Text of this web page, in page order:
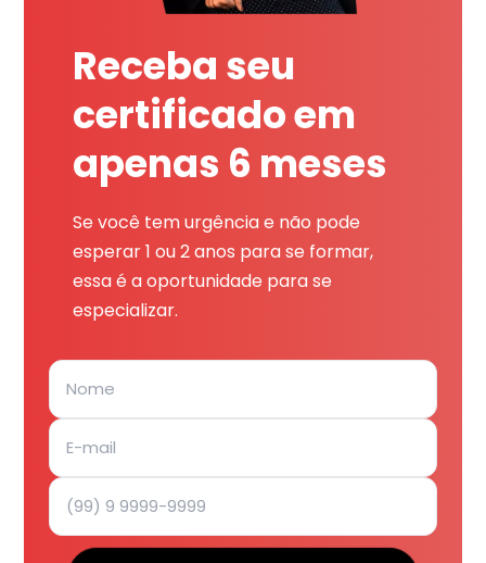
Receba seu
certificado em
apenas 6 meses
Se você tem urgência e não pode
esperar 1 ou 2 anos para se formar,
essa é a oportunidade para se
especializar.